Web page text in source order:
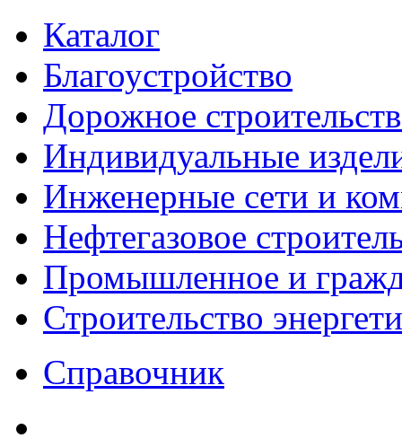
Каталог
Благоустройство
Дорожное
Индивидуальные
Инженерные сети и
Нефтегазовое
Промышленное и
Строительство
Справочник